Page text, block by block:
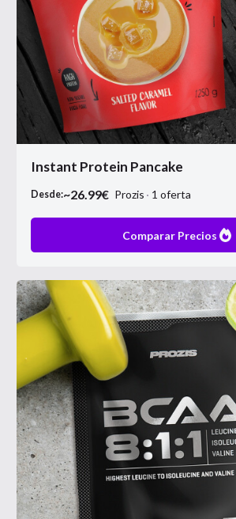
Instant Protein Pancake
Desde:~26.99€ Prozis 1 oferta
Comparar Precios